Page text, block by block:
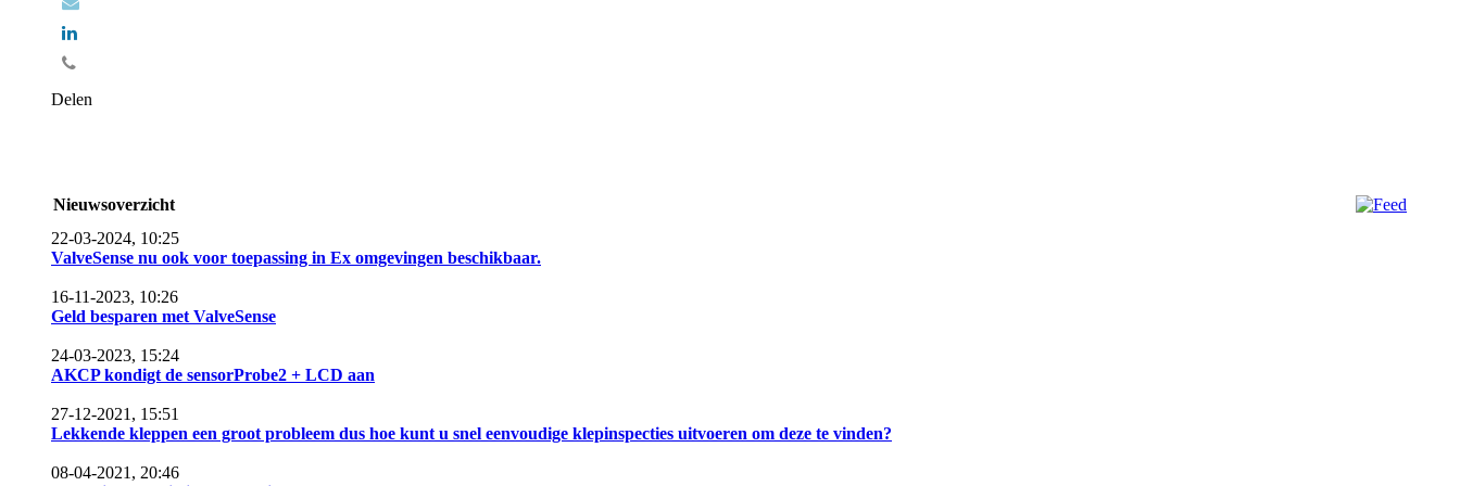
Delen
Nieuwsoverzicht
22-03-2024, 10:25
ValveSense nu ook voor toepassing in Ex omgevingen beschikbaar.
16-11-2023, 10:26
Geld besparen met ValveSense
24-03-2023, 15:24
AKCP kondigt de sensorProbe2 + LCD aan
27-12-2021, 15:51
Lekkende kleppen een groot probleem dus hoe kunt u snel eenvoudige klepinspecties uitvoeren om deze te vinden?
08-04-2021, 20:46